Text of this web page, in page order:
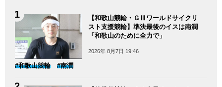
【和歌山競輪・ＧⅢワールドサイクリ
スト支援競輪】準決最後のイスは南潤
「和歌山のために全力で」
2026年 8月7日 19:46
#和歌山競輪 #南潤